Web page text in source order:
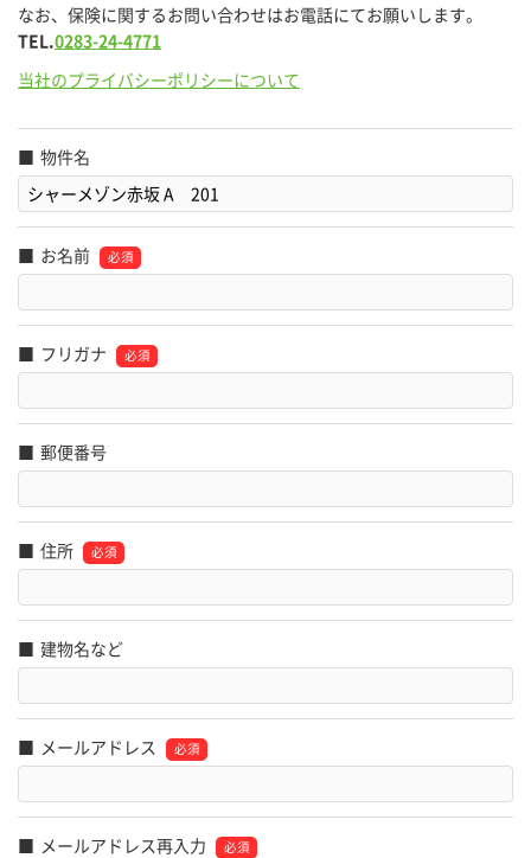
なお、保険に関するお問い合わせはお電話にてお願いします。
TEL.0283-24-4771
当社のプライバシーポリシーについて
物件名
お名前
フリガナ
郵便番号
住所
建物名など
メールアドレス
メールアドレス再入力